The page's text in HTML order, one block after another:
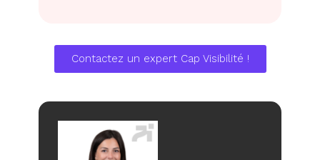
Contactez un expert Cap Visibilité !